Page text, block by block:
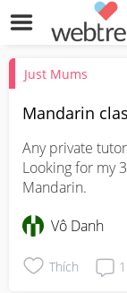
Just Mums
Mandarin
Any private
Looking for my
Mandarin.
Vô Danh
Thích 1